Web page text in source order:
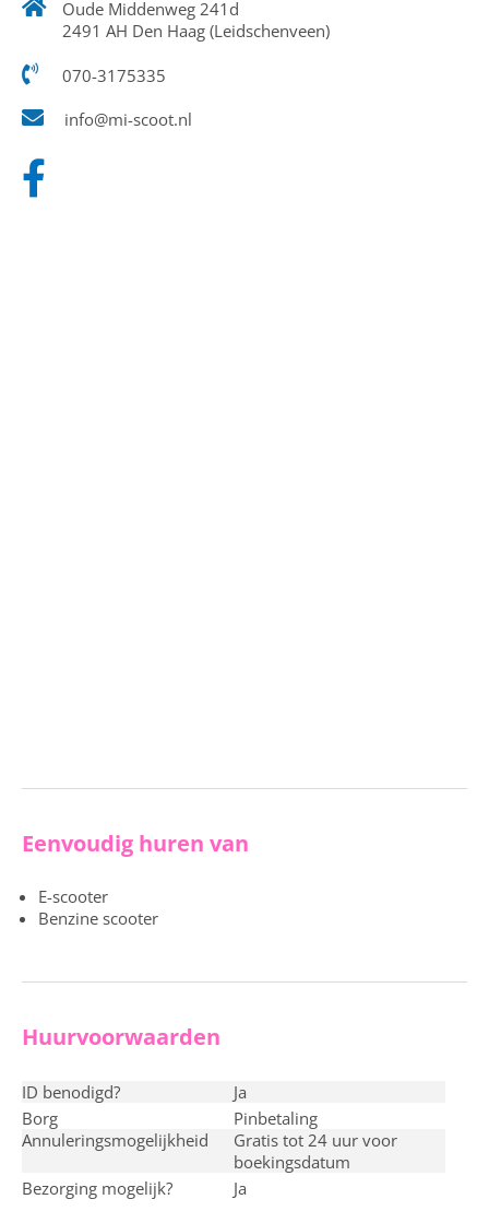
Oude Middenweg 241d
2491 AH Den Haag (Leidschenveen)
070-3175335
info@mi-scoot.nl
Eenvoudig huren van
E-scooter
Benzine scooter
Huurvoorwaarden
ID benodigd?
ja
Borg
pinbetaling
Annuleringsmogelijkheid
Gratis tot 24 uur voor
boekingsdatum
Bezorging mogelijk?
ja